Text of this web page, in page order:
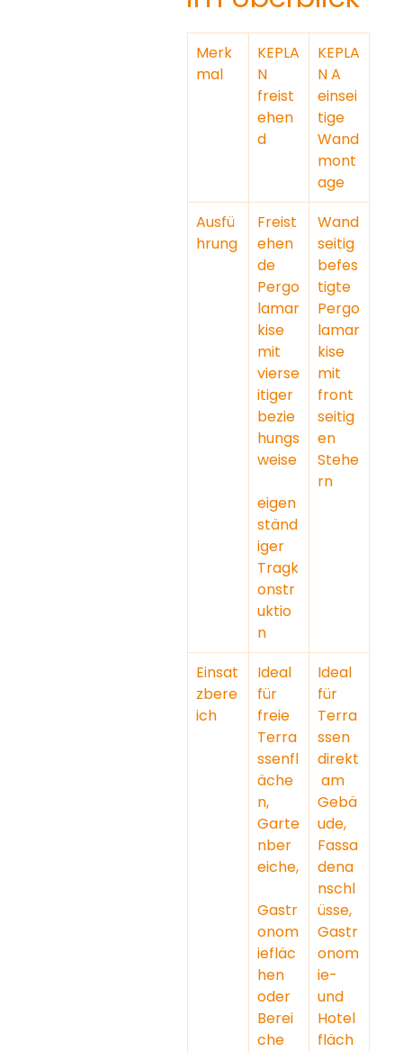
Merk
mal
KEPLA
N
freist
ehen
d
KEPLA
N A
einsei
tige
Wand
mont
age
Ausfü
hrung
Freist
ehen
de
Pergo
lamar
kise
mit
vierse
itiger
bezie
hungs
weise
eigen
ständ
iger
Tragk
onstr
uktio
n
Wand
seitig
befes
tigte
Pergo
lamar
kise
mit
front
seitig
en
Stehe
rn
Einsat
zbere
ich
Ideal
für
freie
Terra
ssenfl
äche
n,
Garte
nber
eiche,
Gastr
onom
iefläc
hen
oder
Berei
che
Ideal
für
Terra
ssen
direkt
am
Gebä
ude,
Fassa
dena
nschl
üsse,
Gastr
onom
ie-
und
Hotel
fläch